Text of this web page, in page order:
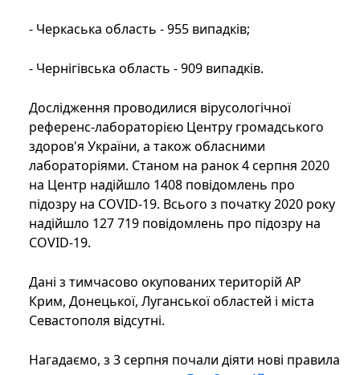
- Черкаська область - 955 випадків;
- Чернігівська область - 909 випадків.
Дослідження проводилися вірусологічної
референс-лабораторією Центру громадського
здоров'я України, а також обласними
лабораторіями. Станом на ранок 4 серпня 2020
на Центр надійшло 1408 повідомлень про
підозру на COVID-19. Всього з початку 2020 року
надійшло 127 719 повідомлень про підозру на
COVID-19.
Дані з тимчасово окупованих територій АР
Крим, Донецької, Луганської областей і міста
Севастополя відсутні.
Нагадаємо, з 3 серпня почали діяти нові правила